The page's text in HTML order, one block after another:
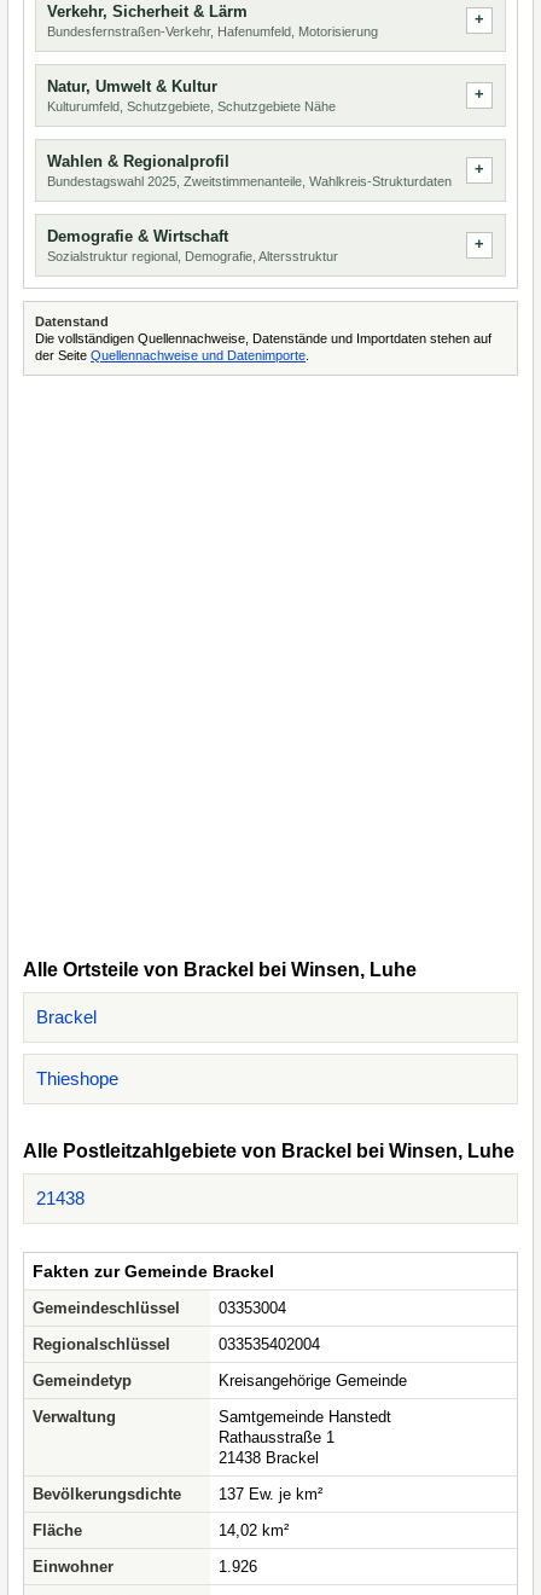
Verkehr, Sicherheit & Lärm
Bundesfernstraßen-Verkehr, Hafenumfeld, Motorisierung
Natur, Umwelt & Kultur
Kulturumfeld, Schutzgebiete, Schutzgebiete Nähe
Wahlen & Regionalprofil
Bundestagswahl 2025, Zweitstimmenanteile, Wahlkreis-Strukturdaten
Demografie & Wirtschaft
Sozialstruktur regional, Demografie, Altersstruktur
Datenstand
Die vollständigen Quellennachweise, Datenstände und Importdaten stehen auf
der Seite Quellennachweise und Datenimporte
Alle Ortsteile von Brackel bei Winsen, Luhe
Brackel
Thieshope
Alle Postleitzahlgebiete von Brackel bei Winsen, Luhe
21438
Fakten zur Gemeinde Brackel
Gemeindeschlüssel
03353004
Regionalschlüssel
033535402004
Gemeindetyp
Kreisangehörige Gemeinde
Verwaltung
Samtgemeinde Hanstedt
Rathausstraße 1
21438 Brackel
Bevölkerungsdichte
137 Ew. je km²
Fläche
14,02 km²
Einwohner
1.926